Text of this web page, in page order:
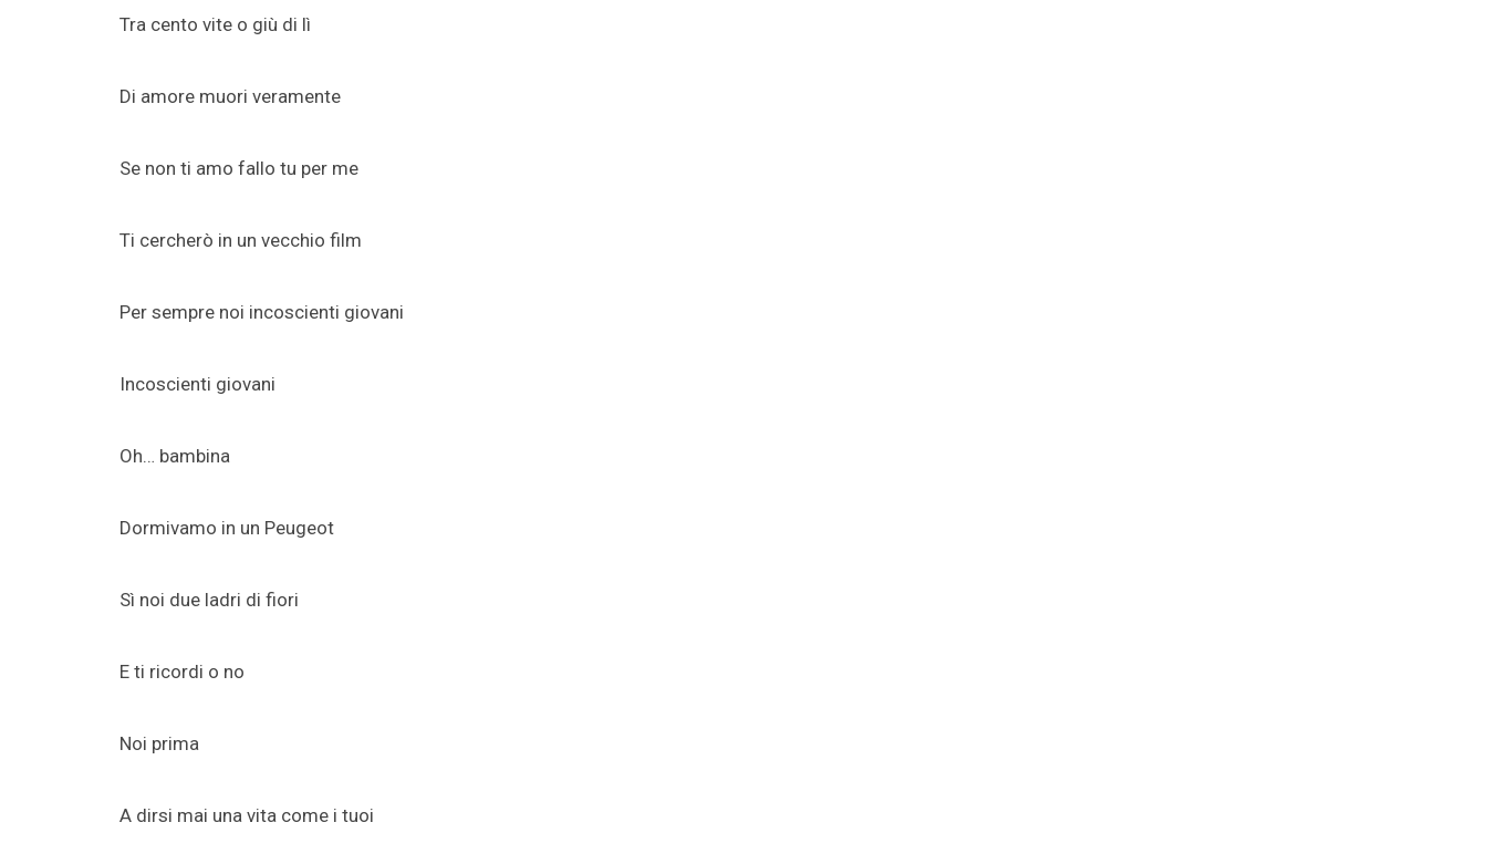
Tra cento vite o giù di lì
Di amore muori veramente
Se non ti amo fallo tu per me
Ti cercherò in un vecchio film
Per sempre noi incoscienti giovani
Incoscienti giovani
Oh… bambina
Dormivamo in un Peugeot
Sì noi due ladri di fiori
E ti ricordi o no
Noi prima
A dirsi mai una vita come i tuoi